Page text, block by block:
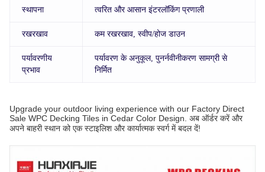
स्थापना त्वरित और आसान इंटरलॉकिंग प्रणाली
रखरखाव कम रखरखाव, स्वीप/होज डाउन
पर्यावरणीय
प्रभाव
पर्यावरण के अनुकूल, पुनर्नवीनीकरण सामग्री से
निर्मित
Upgrade your outdoor living experience with our Factory Direct
Sale WPC Decking Tiles in Cedar Color Design. अब ऑर्डर करें और
अपने बाहरी स्थान को एक स्टाइलिश और कार्यात्मक स्वर्ग में बदल दें!